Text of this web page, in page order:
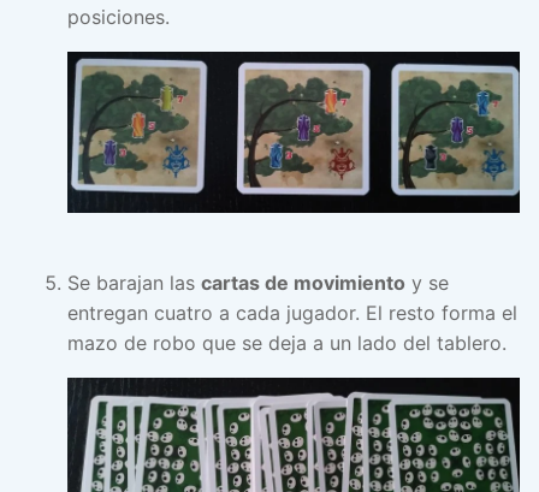
posiciones.
Se barajan las cartas de movimiento y se
entregan cuatro a cada jugador. El resto forma el
mazo de robo que se deja a un lado del tablero.